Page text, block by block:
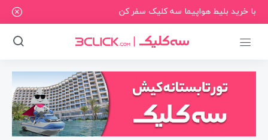
با خرید بلیط هواپیما سه کلیک سفر کن